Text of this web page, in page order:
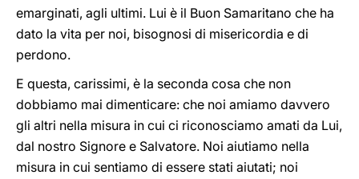
emarginati, agli ultimi. Lui è il Buon Samaritano che ha
dato la vita per noi, bisognosi di misericordia e di
perdono.
E questa, carissimi, è la seconda cosa che non
dobbiamo mai dimenticare: che noi amiamo davvero
gli altri nella misura in cui ci riconosciamo amati da Lui,
dal nostro Signore e Salvatore. Noi aiutiamo nella
misura in cui sentiamo di essere stati aiutati; noi